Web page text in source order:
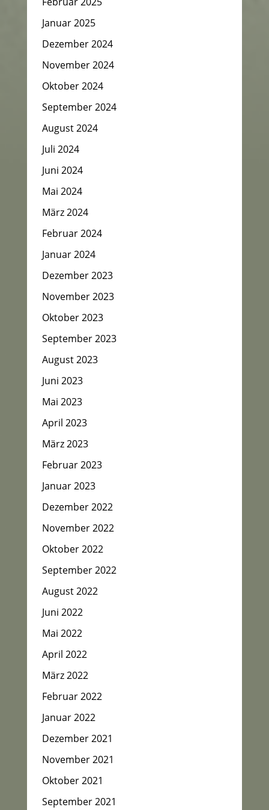
Januar 2025
Dezember 2024
November 2024
Oktober 2024
September 2024
August 2024
Juli 2024
Juni 2024
Mai 2024
März 2024
Februar 2024
Januar 2024
Dezember 2023
November 2023
Oktober 2023
September 2023
August 2023
Juni 2023
Mai 2023
April 2023
März 2023
Februar 2023
Januar 2023
Dezember 2022
November 2022
Oktober 2022
September 2022
August 2022
Juni 2022
Mai 2022
April 2022
März 2022
Februar 2022
Januar 2022
Dezember 2021
November 2021
Oktober 2021
September 2021